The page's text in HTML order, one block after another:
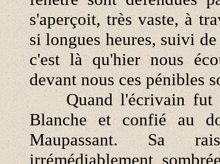
s'aperçoit, très vaste, à
si longues heures, suivi
c'est là qu'hier nous
devant nous ces pénibles
Quand l'écrivain fut
Blanche et confié au
Maupassant. Sa
irrémédiablement